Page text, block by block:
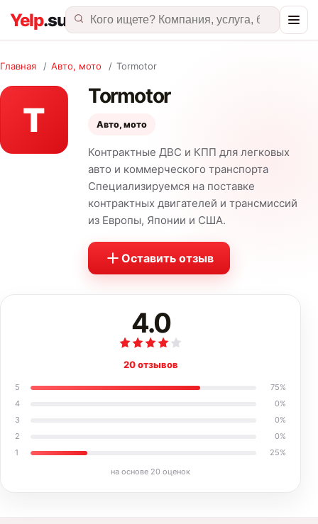
Главная / Авто, мото / Tormotor
T
Tormotor
Авто, мото
Контрактные ДВС и КПП для легковых
авто и коммерческого транспорта
Специализируемся на поставке
контрактных двигателей и трансмиссий
из Европы, Японии и США.
Оставить отзыв
4.0
20 отзывов
5 75%
4
0%
3
0%
2
0%
1
25%
на основе 20 оценок